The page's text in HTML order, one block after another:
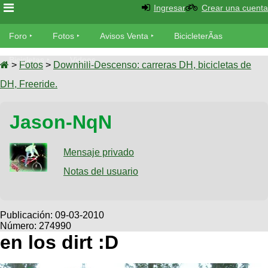
Foro
Foro
TÃ©cnica
Fotos
tu foto
Galeria
XC
Viajes
Descenso
SUBÃ
tu
Buscar
Ultimos
Fotos
BicicleterÃ­
as
Bicicletas
Tandem
Videos
Cicloturismo
Ingresar Crear una cuenta
Foro Fotos Avisos Venta BicicleterÃ­as
Bicicletas Videos
> Fotos > Downhill-Descenso: carreras DH, bicicletas de
DH, Freeride.
Jason-NqN
Mensaje privado
Notas del usuario
Publicación: 09-03-2010
Número: 274990
en los dirt :D